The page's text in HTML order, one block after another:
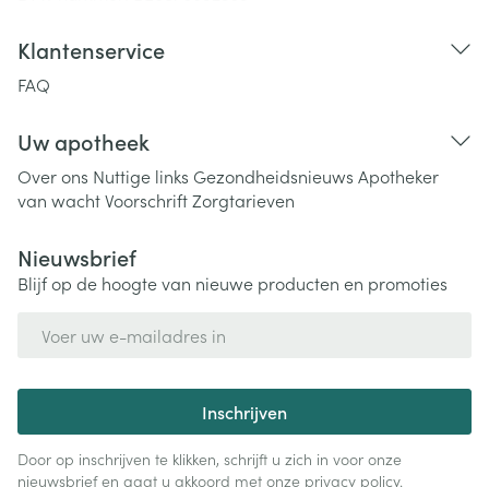
Klantenservice
FAQ
Uw apotheek
Over ons Nuttige links Gezondheidsnieuws Apotheker
van wachtVoorschriftZorgtarieven
Nieuwsbrief
Blijf op de hoogte van nieuwe producten en promoties
Inschrijven
Door op inschrijven te klikken, schrijft u zich in voor onze
nieuwsbrief en gaat u akkoord met onze privacy policy.